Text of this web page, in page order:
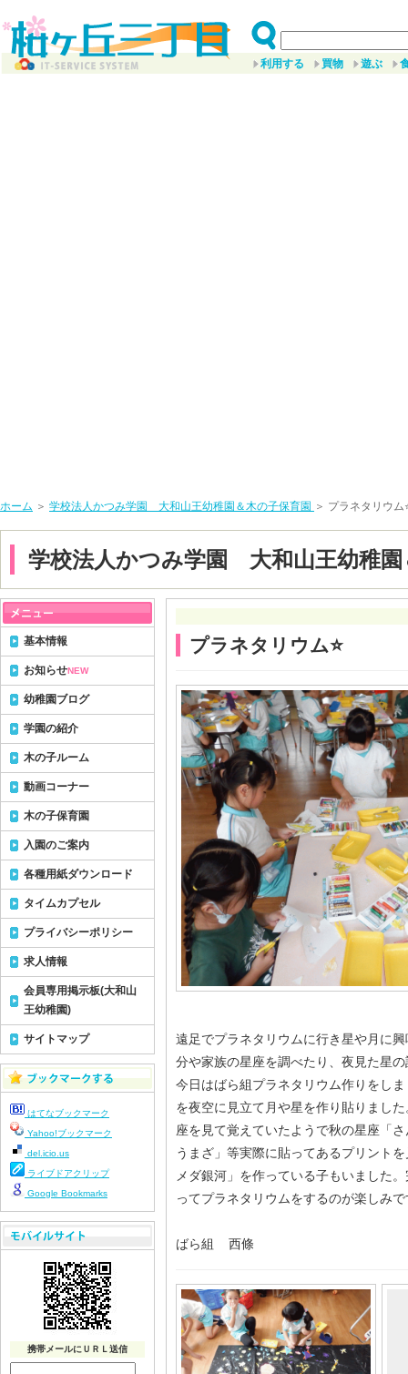
利用する 買物 遊ぶ
ホーム ＞ 学校法人かつみ学園 大和山王幼稚園＆木の子保育園 ＞ プラネタリウム
学校法人かつみ学園 大和山王幼稚園
プラネタリウム⭐️
遠足でプラネタリウムに行き星や月に
分や家族の星座を調べたり、夜見た星
今日はばら組プラネタリウム作りをし
を夜空に見立て月や星を作り貼りまし
座を見て覚えていたようで秋の星座「
うまざ」等実際に貼ってあるプリント
メダ銀河」を作っている子もいました
ってプラネタリウムをするのが楽しみで
ばら組 西條
基本情報
お知らせNEW
幼稚園ブログ
学園の紹介
木の子ルーム
動画コーナー
木の子保育園
入園のご案内
各種用紙ダウンロード
タイムカプセル
プライバシーポリシー
求人情報
会員専用掲示板(大和山
王幼稚園)
サイトマップ
はてなブックマーク
Yahoo!ブックマーク
del.icio.us
ライブドアクリップ
Google Bookmarks
携帯メールにＵＲＬ送信